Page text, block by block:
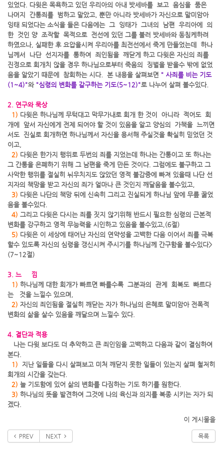
있었다. 다윗은 목욕하고 있던 우리아의 아내 밧세바를 보고 음심을 품은
나머지 간통죄를 범하고 말았고, 뿐만 아니라 밧세바가 자신으로 말미암아
잉태 되었다는 소식을 들은 다음에는 그 잉태가 그녀의 남편 우리아에 의
한 것인 양 조작할 목적으로 전선에 있던 그를 불러 밧세바와 동침케하려
하였으나, 실패한 후 요압을시켜 우리아를 최전선에서 죽게 만들었는데 하나
님께서 나단 선지자를 통하여 죄인됨을 깨닫게 하고 다윗은 자신의 죄를
진정으로 회개치 않을 경우 하나님으로부터 죽음의 징벌을 받을수 밖에 없었
음을 알았기 때문에 참회하는 시다. 본 내용을 살펴보면 " 사죄를 비는 기도
(1~4)"와"심령의 변화를 갈구하는 기도(5~12)"로 나누어 살펴 볼수있다.
2. 연구와 묵상
1) 다윗은 하나님께 무턱대고 막무가내로 회개 한 것이 아니라 적어도 회
개에 앞서 자신에게 전제 되어야 할 것이 있음을 알고 양심의 가책을 느끼면
서도 진실로 회개하면 하나님께서 자신을 용서해 주실것을 확실히 믿었던 것
이고,
2) 다윗은 한가지 행위로 두번의 죄를 지었는데 하나는 간통이고 또 하나는
그 간통을 은폐하기 위해 그 남편을 죽게 만든 것이다. 그럼에도 불구하고 그
사악한 행위를 절실히 뉘우치지도 않았던 영적 불감증에 빠져 있을때 나단 선
지자의 책망을 받고 자신의 죄가 얼마나 큰 것인지 깨달음을 볼수있고,
3) 다윗은 나단의 책망 뒤에 신속히 그리고 진실되게 하나님 앞에 무릎 꿇었
음을 볼수있다.
4) 그리고 다윗은 다시는 죄를 짓지 않기위해 반드시 필요한 심령의 근본적
변화를 강구하고 영적 무능력을 시인하고 있음을 볼수있고,(6절)
5) 다윗은 이 세상에 태어난 자신의 연약성을 고백한 다음 이어서 죄를 극복
할수 있도록 자신의 심령을 갱신시켜 주시기를 하나님께 간구함을 볼수있다>
(7~12절)
3. 느 낌
1) 하나님께 대한 회개가 빠르면 빠를수록 그분과의 관계 회복도 빠르다
는 것을 느낄수 있으며,
2) 자신의 죄인됨을 절실히 깨닫는 자가 하나님의 은혜로 말미암아 전폭적
변화의 삶을 살수 있음을 깨달으며 느낄수 있다.
4. 결단과 적용
나는 다윗 보다도 더 추악하고 큰 죄인임을 고백하고 다음과 같이 결심하여
본다.
1) 지난 일들을 다시 살펴보고 미처 깨닫지 못한 일들이 있는지 살펴 철저히
회개의 시간을 갖는다.
2) 늘 기도함에 있어 삶의 변화를 다짐하는 기도 하기를 원한다.
3) 하나님의 뜻을 발견하여 그것에 나의 육신과 의지를 복종 시키는 자가 되
겠다.
이 게시물을
PREV NEXT 목록